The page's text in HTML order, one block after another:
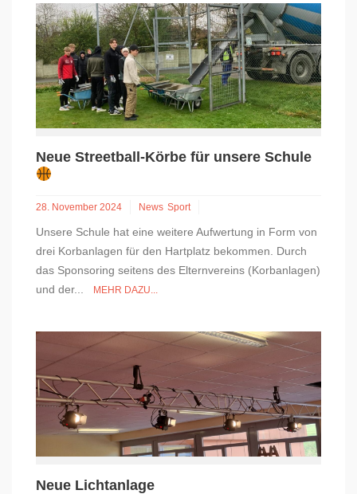
Neue Streetball-Körbe für unsere Schule
28. November 2024 News Sport
Unsere Schule hat eine weitere Aufwertung in Form von
drei Korbanlagen für den Hartplatz bekommen. Durch
das Sponsoring seitens des Elternvereins (Korbanlagen)
und der...
MEHR DAZU...
Neue Lichtanlage